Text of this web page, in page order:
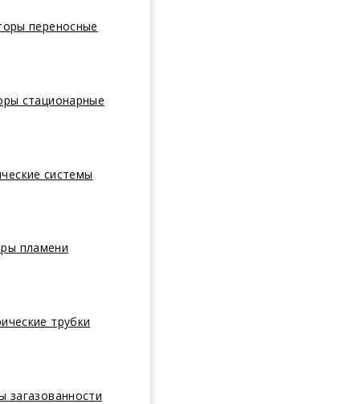
переносные
стационарные
системы
пламени
трубки
загазованности